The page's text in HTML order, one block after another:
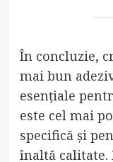
În concluzie,
mai bun
esențiale
este cel mai
specifică și
înaltă